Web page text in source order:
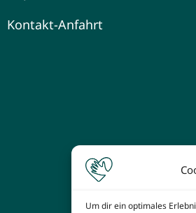
Um dir ein optimales
Kontakt-Anfahrt